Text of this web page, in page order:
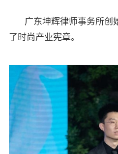
广东坤辉律师事务所创
了时尚产业宪章。